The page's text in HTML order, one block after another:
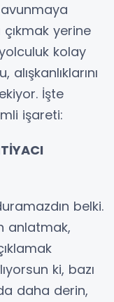
yerine
kolay
İşte
işareti:
belki.
anlatmak,
ki, bazı
daha derin,